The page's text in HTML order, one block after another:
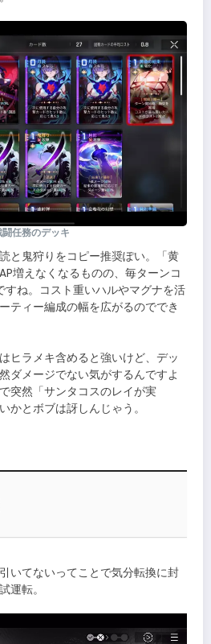
闘任務のデッキ
と鬼狩りをコピー推奨ぽい。「黄
増えなくなるものの、毎ターンコ
すね。コスト重いハルやマグナを活
ティー編成の幅を広がるのででき
ヒラメキ含めると強いけど、デッ
ダメージでない気がするんですよ
突然「サンタコスのレイが実
かとボブは訝しんじゃう。
いてないってことで気分転換に封
運転。